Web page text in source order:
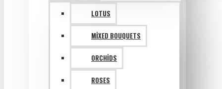
LOTUS
MIXED BOUQUETS
ORCHIDS
ROSES